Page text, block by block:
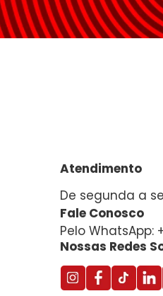
Atendimento
De segunda a
Fale Conosco
Pelo WhatsApp:
Nossas Redes